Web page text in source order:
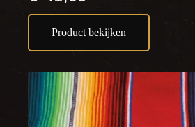
Product bekijken